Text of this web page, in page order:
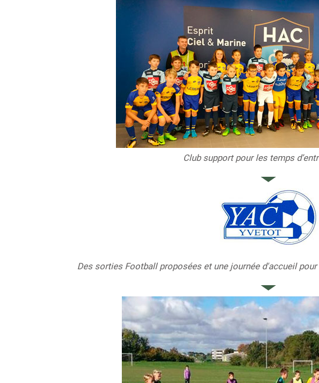
Club support pour les temps
Des sorties Football proposées et une journée d'accueil pour